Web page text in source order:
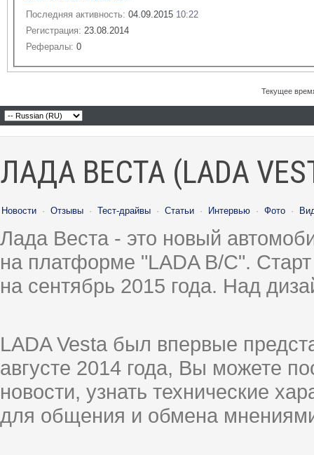
Последняя активность: 04.09.2015 10:22
Регистрация: 23.08.2014
Рефералы: 0
Текущее
ЛАДА ВЕСТА (LADA
Новости · Отзывы · Тест-драйвы · Статьи · Интервью · Фото ·
Лада Веста - это новый
на платформе "LADA B/C".
на сентябрь 2015 года. Над
LADA Vesta был впервые
августе 2014 года, Вы можете
новости, узнать технические
для общения и обмена